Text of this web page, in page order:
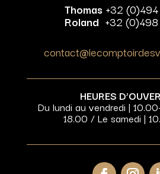
Thomas +32
Roland +32
HEURES
Du lundi au vendredi |
18.00 / Le samedi |